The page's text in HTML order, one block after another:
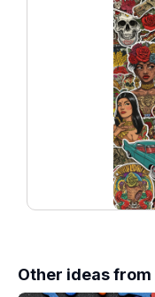
Other ideas from